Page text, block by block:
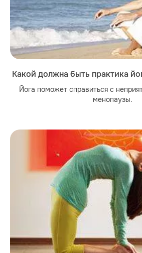
Какой должна быть практика
Йога поможет справиться с
менопаузы.